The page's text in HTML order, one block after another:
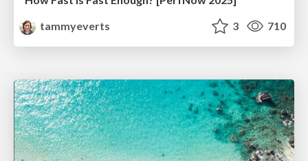
tammyeverts
3 710